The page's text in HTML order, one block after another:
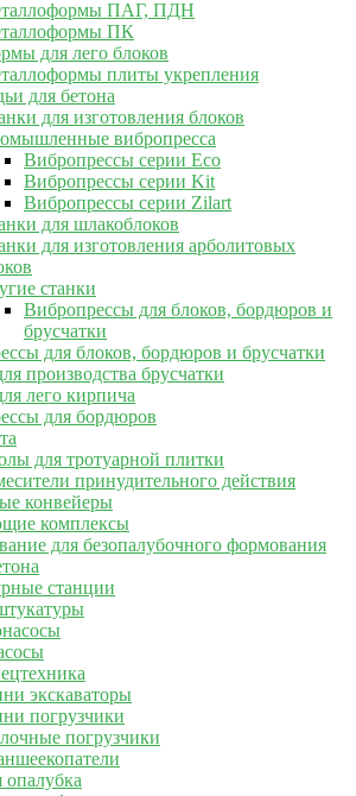
ПАГ, ПДН
ПК
для лего блоков
плиты укрепления
для бетона
для изготовления блоков
вибропресса
Вибропрессы серии Eco
Вибропрессы серии Kit
Вибропрессы серии Zilart
для шлакоблоков
для изготовления арболитовых
станки
Вибропрессы для блоков, бордюров и
брусчатки
для блоков, бордюров и брусчатки
производства брусчатки
лего кирпича
для бордюров
для тротуарной плитки
принудительного действия
конвейеры
комплексы
для безопалубочного формования
станции
экскаваторы
погрузчики
погрузчики